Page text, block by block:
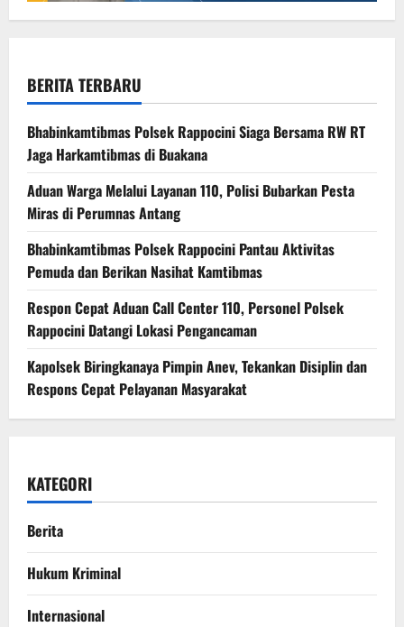
BERITA TERBARU
Bhabinkamtibmas Polsek Rappocini Siaga Bersama RW RT
Jaga Harkamtibmas di Buakana
Aduan Warga Melalui Layanan 110, Polisi Bubarkan Pesta
Miras di Perumnas Antang
Bhabinkamtibmas Polsek Rappocini Pantau Aktivitas
Pemuda dan Berikan Nasihat Kamtibmas
Respon Cepat Aduan Call Center 110, Personel Polsek
Rappocini Datangi Lokasi Pengancaman
Kapolsek Biringkanaya Pimpin Anev, Tekankan Disiplin dan
Respons Cepat Pelayanan Masyarakat
KATEGORI
Berita
Hukum Kriminal
Internasional